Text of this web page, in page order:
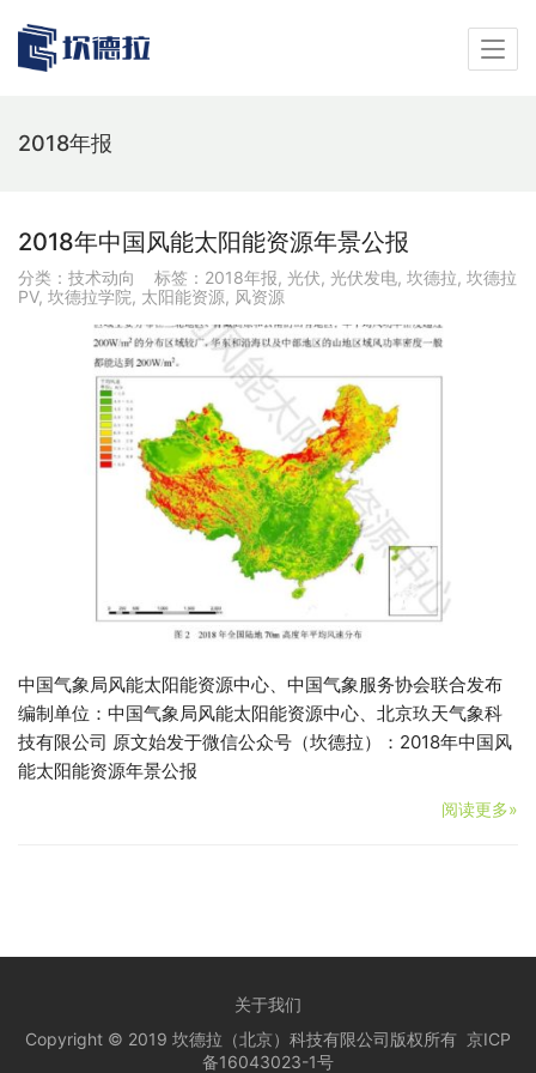
2018年报
2018年中国风能太阳能资源年景公报
分类： 技术动向 标签： 2018年报, 光伏, 光伏发电, 坎德拉, 坎德拉
PV, 坎德拉学院, 太阳能资源, 风资源
中国气象局风能太阳能资源中心、中国气象服务协会联合发布
编制单位：中国气象局风能太阳能资源中心、北京玖天气象科
技有限公司 原文始发于微信公众号（坎德拉）：2018年中国风
能太阳能资源年景公报
阅读更多»
关于我们
Copyright © 2019 坎德拉（北京）科技有限公司版权所有 京ICP
备16043023-1号